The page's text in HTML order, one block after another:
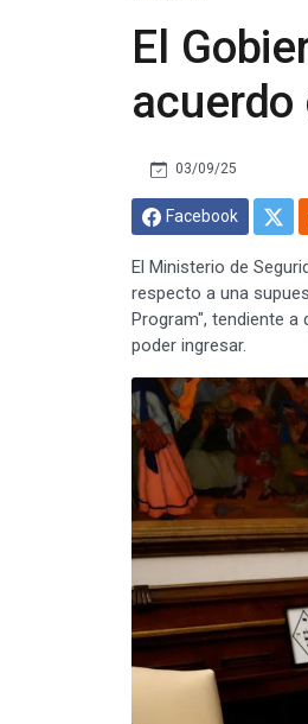
El
acuerdo
03/09/25
Facebook
El Ministerio de
respecto a una
Program", tendiente a
poder ingresar.